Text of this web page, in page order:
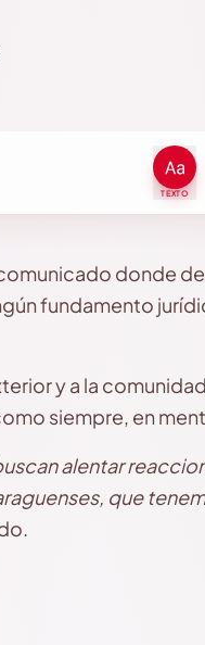
TEXTO
donde
fundamento
y a la
siempre, en
alentar
que